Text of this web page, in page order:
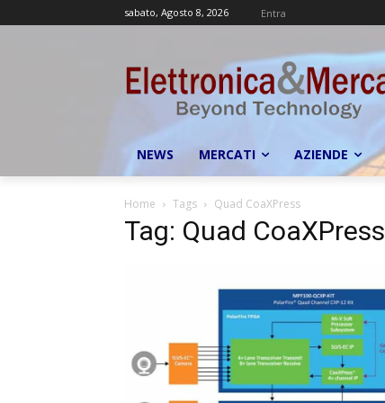
sabato, Agosto 8, 2026 Entra
NEWS MERCATI AZIENDE
Home Tags Quad CoaXPress
Tag: Quad CoaXPress